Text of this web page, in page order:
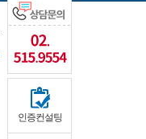
인증컨설팅